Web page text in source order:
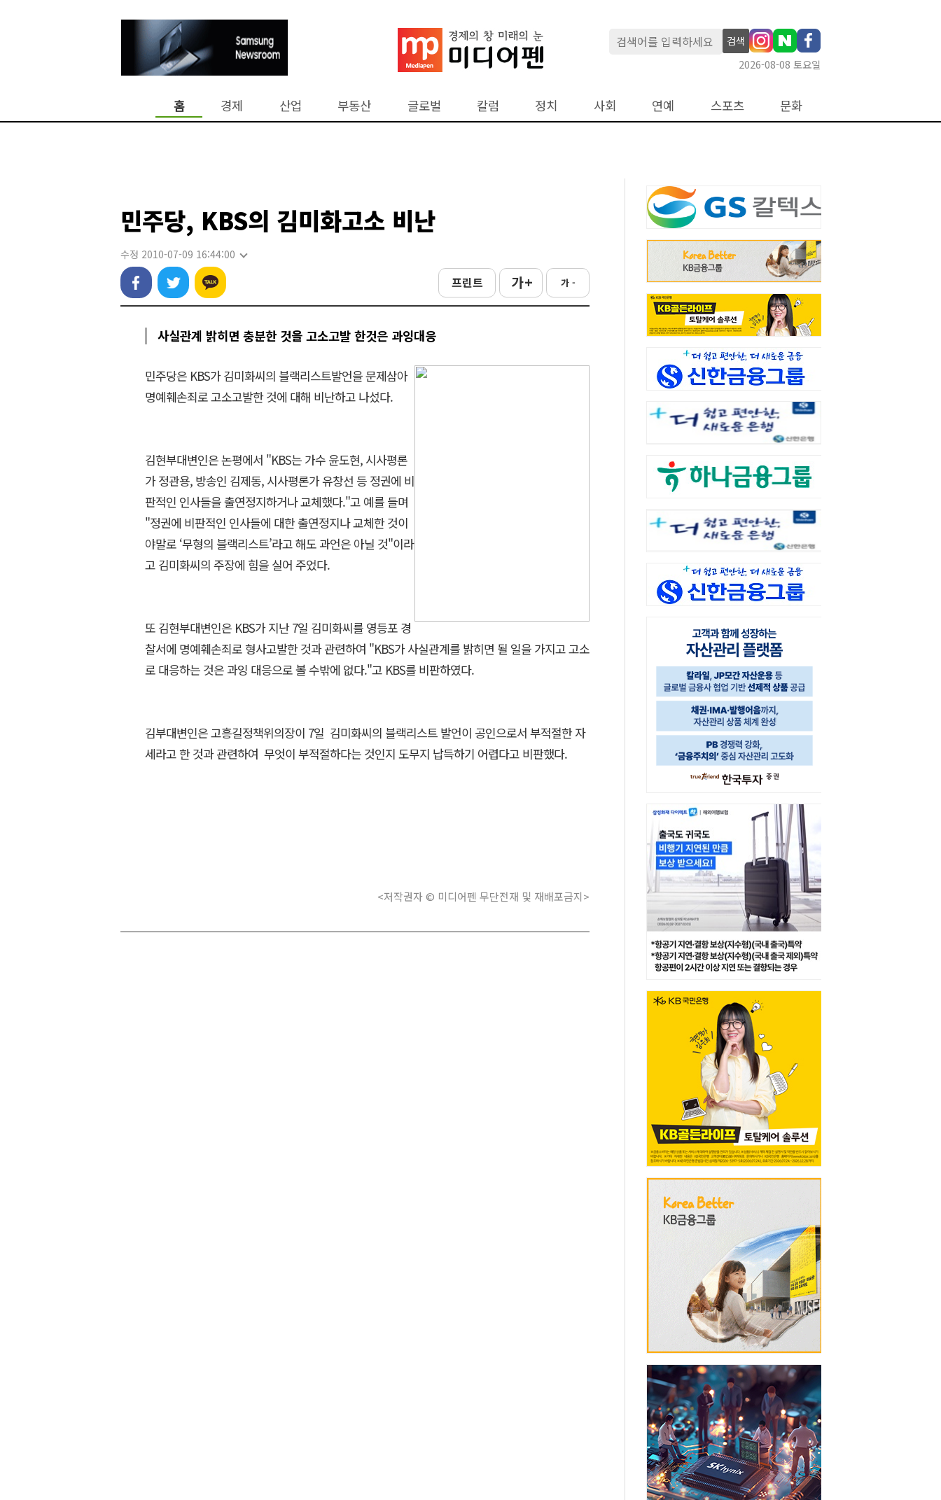
검색
2026-08-08 토요일
홈 경제 산업 부동산 글로벌 칼럼 정치 사회 연예 스포츠 문화
민주당, KBS의 김미화고소 비난
수정 2010-07-09 16:44:00
프린트 가 + 가 -
사실관계 밝히면 충분한 것을 고소고발 한것은 과잉대응
민주당은 KBS가 김미화씨의 블랙리스트발언을 문제삼아
명예훼손죄로 고소고발한 것에 대해 비난하고 나섰다.
김현부대변인은 논평에서 "KBS는 가수 윤도현, 시사평론
가 정관용, 방송인 김제동, 시사평론가 유창선 등 정권에 비
판적인 인사들을 출연정지하거나 교체했다."고 예를 들며
"정권에 비판적인 인사들에 대한 출연정지나 교체한 것이
야말로 ‘무형의 블랙리스트’라고 해도 과언은 아닐 것"이라
고 김미화씨의 주장에 힘을 실어 주었다.
또 김현부대변인은 KBS가 지난 7일 김미화씨를 영등포 경
찰서에 명예훼손죄로 형사고발한 것과 관련하여 "KBS가 사실관계를 밝히면 될 일을 가지고 고소
로 대응하는 것은 과잉 대응으로 볼 수밖에 없다."고 KBS를 비판하였다.
김부대변인은 고흥길정책위의장이 7일 김미화씨의 블랙리스트 발언이 공인으로서 부적절한 자
세라고 한 것과 관련하여 무엇이 부적절하다는 것인지 도무지 납득하기 어렵다고 비판했다.
<저작권자 © 미디어펜 무단전재 및 재배포금지>